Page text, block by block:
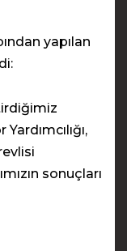
yapılan
sonuçları